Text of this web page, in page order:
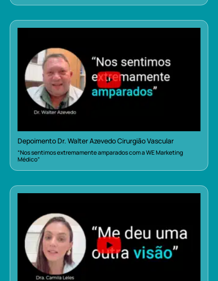
Depoimento Dr. Walter Azevedo Cirurgião Vascular
“Nos sentimos extremamente amparados com a WE Marketing
Médico”